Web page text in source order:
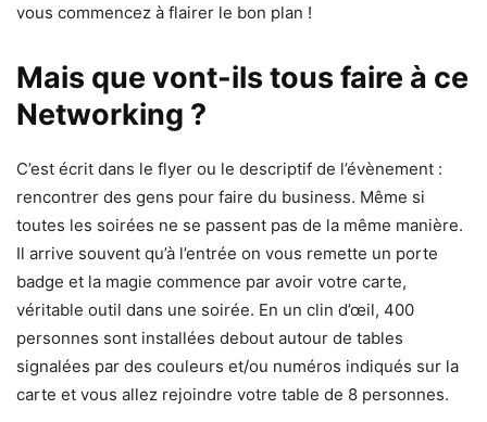
vous commencez à flairer le bon plan !
Mais que vont-ils tous faire à ce
Networking ?
C’est écrit dans le flyer ou le descriptif de l’évènement :
rencontrer des gens pour faire du business. Même si
toutes les soirées ne se passent pas de la même manière.
Il arrive souvent qu’à l’entrée on vous remette un porte
badge et la magie commence par avoir votre carte,
véritable outil dans une soirée. En un clin d’œil, 400
personnes sont installées debout autour de tables
signalées par des couleurs et/ou numéros indiqués sur la
carte et vous allez rejoindre votre table de 8 personnes.